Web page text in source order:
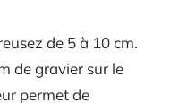
de 5 à 10 cm.
de gravier sur le
permet de